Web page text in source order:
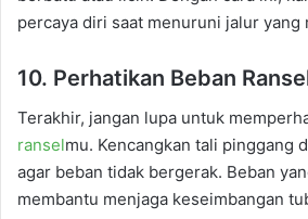
percaya diri saat menuruni jalur yang
10. Perhatikan Beban
Terakhir, jangan lupa untuk
ranselmu. Kencangkan tali pinggang
agar beban tidak bergerak. Beban
membantu menjaga keseimbangan